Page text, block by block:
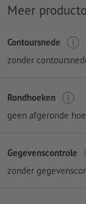
Meer
Contoursnede
zonder
Rondhoeken
geen afgeronde
Gegevenscontrole
zonder